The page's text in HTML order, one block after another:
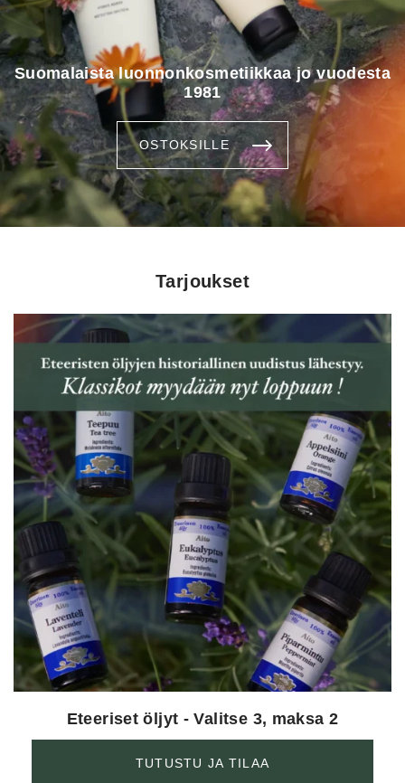
Suomalaista luonnonkosmetiikkaa jo vuodesta
1981
OSTOKSILLE
Tarjoukset
Eteeriset öljyt - Valitse 3, maksa 2
TUTUSTU JA TILAA